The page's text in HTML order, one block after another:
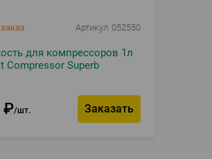
Артикул 052550
для компрессоров 1л
Compressor Superb
₽ шт. Заказать